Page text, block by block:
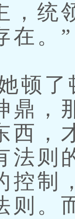
，统
在。”
了
鼎，
西，
法则
控制
则。